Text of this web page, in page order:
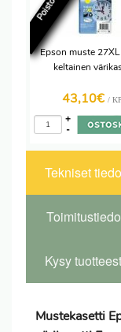
Epson muste
keltainen
43,10€ /
-
+
Tekniset
Kysy
Mustekasetti